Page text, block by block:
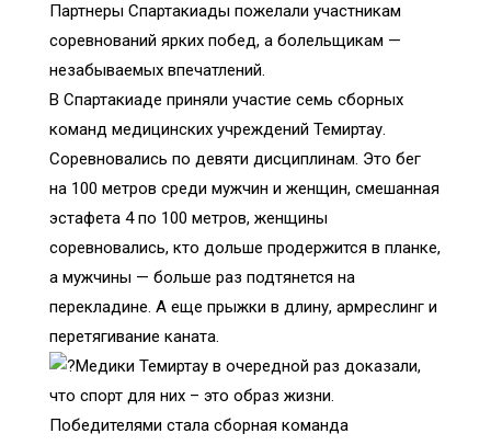
Партнеры Спартакиады пожелали участникам
соревнований ярких побед, а болельщикам —
незабываемых впечатлений.
В Спартакиаде приняли участие семь сборных
команд медицинских учреждений Темиртау.
Соревновались по девяти дисциплинам. Это бег
на 100 метров среди мужчин и женщин, смешанная
эстафета 4 по 100 метров, женщины
соревновались, кто дольше продержится в планке,
а мужчины — больше раз подтянется на
перекладине. А еще прыжки в длину, армреслинг и
перетягивание каната.
Медики Темиртау в очередной раз доказали,
что спорт для них – это образ жизни.
Победителями стала сборная команда